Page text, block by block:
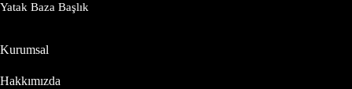
Yatak Baza Başlık
Kurumsal
Hakkımızda